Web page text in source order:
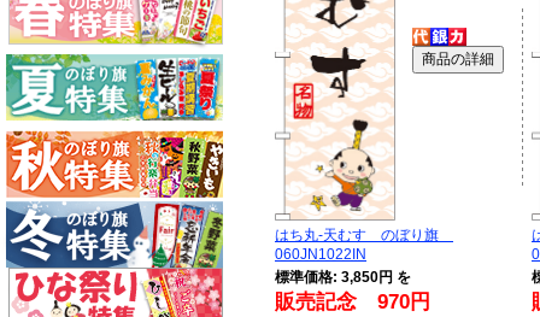
はち丸-天むす のぼり旗
060JN1022IN
標準価格: 3,850円 を
販売記念 970円